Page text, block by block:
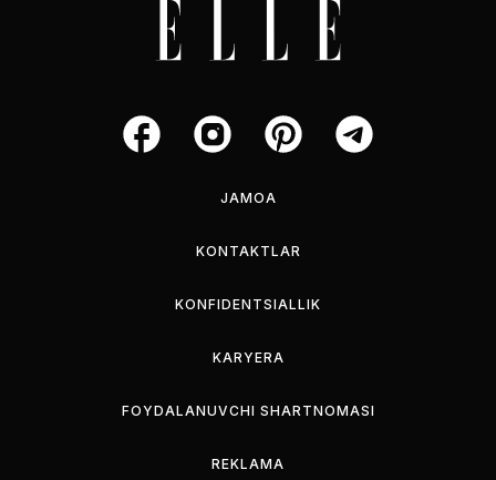
JAMOA
KONTAKTLAR
KONFIDENTSIALLIK
KARYERA
FOYDALANUVCHI SHARTNOMASI
REKLAMA